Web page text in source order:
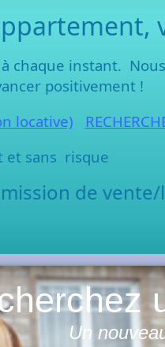
chaque instant.
positivement !
locative)
et sans risque
de
Un